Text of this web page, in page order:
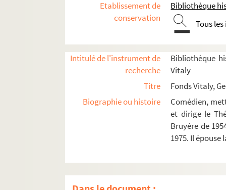
Etablissement de
conservation
Bibliothèque
Tous
Intitulé de l'instrument de
recherche
Bibliothèque
Vitaly
Titre
Fonds Vitaly,
Biographie ou histoire
Comédien,
et dirige le
Bruyère de
1975. Il épouse
Les taureaux (1952)
La mégère apprivoisée (1952)
La farce des ténébreux (1952)
Le crime parfait (1953)
Du plomb pour ces demoiselles (1953)
Les naturels du bordelais (1953)
La puce à l'oreille (1954)